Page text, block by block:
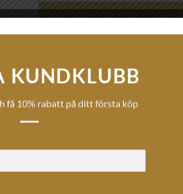
Artikelnr:9925-1RH
Kategori:Örhängen
KUNDKLUBB
få 10% rabatt på ditt första köp